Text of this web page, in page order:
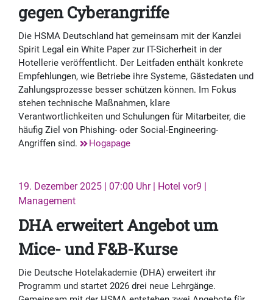
gegen Cyberangriffe
Die HSMA Deutschland hat gemeinsam mit der Kanzlei
Spirit Legal ein White Paper zur IT-Sicherheit in der
Hotellerie veröffentlicht. Der Leitfaden enthält konkrete
Empfehlungen, wie Betriebe ihre Systeme, Gästedaten und
Zahlungsprozesse besser schützen können. Im Fokus
stehen technische Maßnahmen, klare
Verantwortlichkeiten und Schulungen für Mitarbeiter, die
häufig Ziel von Phishing- oder Social-Engineering-
Angriffen sind.
Hogapage
19. Dezember 2025 | 07:00 Uhr | Hotel vor9 |
Management
DHA erweitert Angebot um
Mice- und F&B-Kurse
Die Deutsche Hotelakademie (DHA) erweitert ihr
Programm und startet 2026 drei neue Lehrgänge.